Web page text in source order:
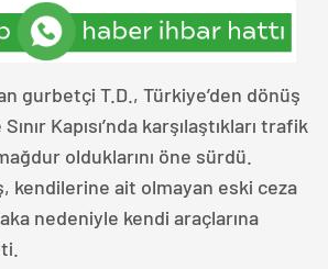
gurbetçi T.D., Türkiye’den dönüş
Kapısı’nda karşılaştıkları trafik
olduklarını öne sürdü.
kendilerine ait olmayan eski ceza
nedeniyle kendi araçlarına